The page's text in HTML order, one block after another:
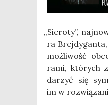
„Sie­ro­ty”,
ra
moż­li­wość
ra­mi, któ­rych
darzyć się
im w